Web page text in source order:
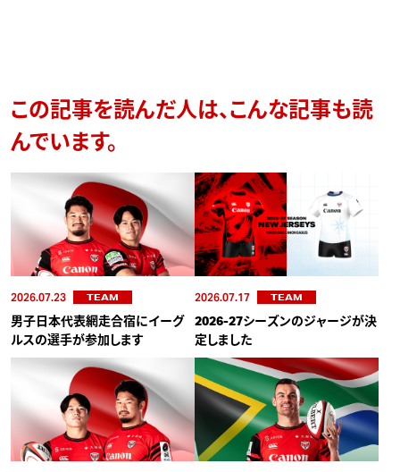
この記事を読んだ人は、こんな記事も読
んでいます。
2026.07.23 TEAM
男子日本代表網走合宿にイーグ
ルスの選手が参加します
2026.07.17 TEAM
2026-27シーズンのジャージが決
定しました